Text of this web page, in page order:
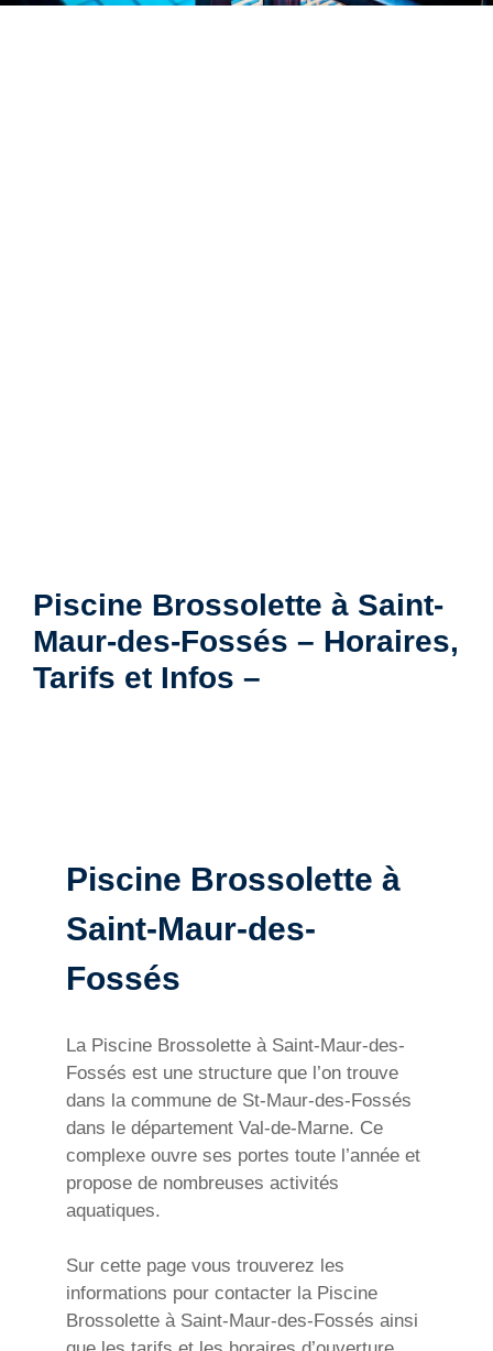
Piscine Brossolette à Saint-
Maur-des-Fossés – Horaires,
Tarifs et Infos –
Piscine Brossolette à
Saint-Maur-des-
Fossés
La Piscine Brossolette à Saint-Maur-des-
Fossés est une structure que l’on trouve
dans la commune de St-Maur-des-Fossés
dans le département Val-de-Marne. Ce
complexe ouvre ses portes toute l’année et
propose de nombreuses activités
aquatiques.
Sur cette page vous trouverez les
informations pour contacter la Piscine
Brossolette à Saint-Maur-des-Fossés ainsi